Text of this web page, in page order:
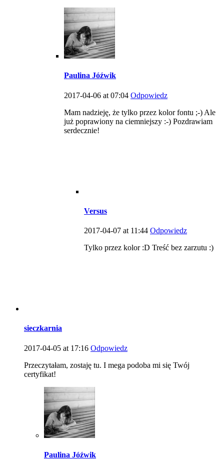
Paulina Jóźwik
2017-04-06 at 07:04 Odpowiedz
Mam nadzieję, że tylko przez kolor fontu ;-) Ale
już poprawiony na ciemniejszy :-) Pozdrawiam
serdecznie!
Versus
2017-04-07 at 11:44 Odpowiedz
Tylko przez kolor :D Treść bez zarzutu :)
sieczkarnia
2017-04-05 at 17:16 Odpowiedz
Przeczytałam, zostaję tu. I mega podoba mi się Twój
certyfikat!
Paulina Jóźwik